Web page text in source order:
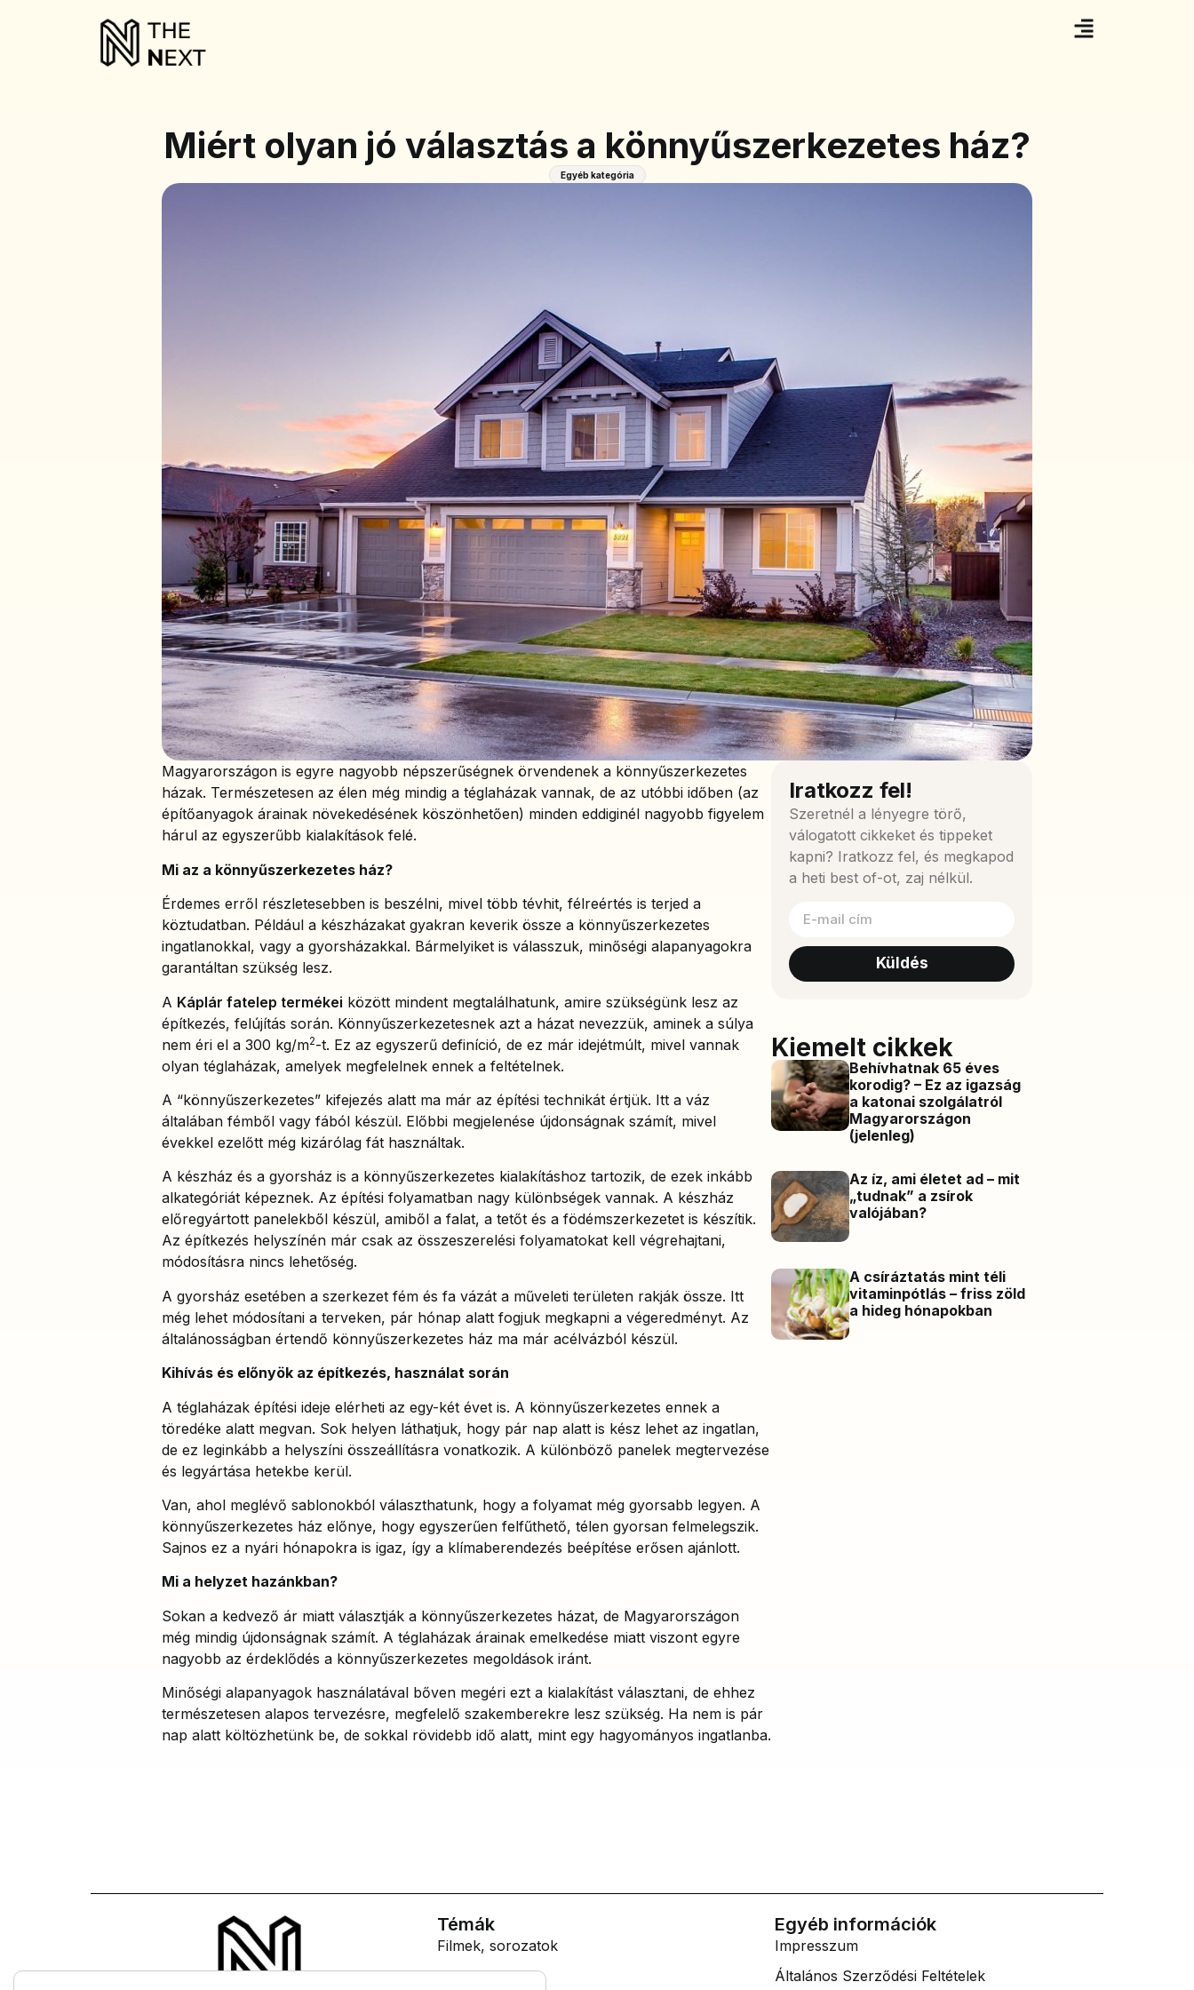
Miért olyan jó választás a könnyűszerkezetes ház?
Egyéb kategória
Magyarországon is egyre nagyobb népszerűségnek örvendenek a könnyűszerkezetes
házak. Természetesen az élen még mindig a téglaházak vannak, de az utóbbi időben (az
építőanyagok árainak növekedésének köszönhetően) minden eddiginél nagyobb figyelem
hárul az egyszerűbb kialakítások felé.
Mi az a könnyűszerkezetes ház?
Érdemes erről részletesebben is beszélni, mivel több tévhit, félreértés is terjed a
köztudatban. Például a készházakat gyakran keverik össze a könnyűszerkezetes
ingatlanokkal, vagy a gyorsházakkal. Bármelyiket is válasszuk, minőségi alapanyagokra
garantáltan szükség lesz.
A Káplár fatelep termékei között mindent megtalálhatunk, amire szükségünk lesz az
építkezés, felújítás során. Könnyűszerkezetesnek azt a házat nevezzük, aminek a súlya
nem éri el a 300 kg/m2-t. Ez az egyszerű definíció, de ez már idejétmúlt, mivel vannak
olyan téglaházak, amelyek megfelelnek ennek a feltételnek.
A “könnyűszerkezetes” kifejezés alatt ma már az építési technikát értjük. Itt a váz
általában fémből vagy fából készül. Előbbi megjelenése újdonságnak számít, mivel
évekkel ezelőtt még kizárólag fát használtak.
A készház és a gyorsház is a könnyűszerkezetes kialakításhoz tartozik, de ezek inkább
alkategóriát képeznek. Az építési folyamatban nagy különbségek vannak. A készház
előregyártott panelekből készül, amiből a falat, a tetőt és a födémszerkezetet is készítik.
Az építkezés helyszínén már csak az összeszerelési folyamatokat kell végrehajtani,
módosításra nincs lehetőség.
A gyorsház esetében a szerkezet fém és fa vázát a műveleti területen rakják össze. Itt
még lehet módosítani a terveken, pár hónap alatt fogjuk megkapni a végeredményt. Az
általánosságban értendő könnyűszerkezetes ház ma már acélvázból készül.
Kihívás és előnyök az építkezés, használat során
A téglaházak építési ideje elérheti az egy-két évet is. A könnyűszerkezetes ennek a
töredéke alatt megvan. Sok helyen láthatjuk, hogy pár nap alatt is kész lehet az ingatlan,
de ez leginkább a helyszíni összeállításra vonatkozik. A különböző panelek megtervezése
és legyártása hetekbe kerül.
Van, ahol meglévő sablonokból választhatunk, hogy a folyamat még gyorsabb legyen. A
könnyűszerkezetes ház előnye, hogy egyszerűen felfűthető, télen gyorsan felmelegszik.
Sajnos ez a nyári hónapokra is igaz, így a klímaberendezés beépítése erősen ajánlott.
Mi a helyzet hazánkban?
Sokan a kedvező ár miatt választják a könnyűszerkezetes házat, de Magyarországon
még mindig újdonságnak számít. A téglaházak árainak emelkedése miatt viszont egyre
nagyobb az érdeklődés a könnyűszerkezetes megoldások iránt.
Minőségi alapanyagok használatával bőven megéri ezt a kialakítást választani, de ehhez
természetesen alapos tervezésre, megfelelő szakemberekre lesz szükség. Ha nem is pár
nap alatt költözhetünk be, de sokkal rövidebb idő alatt, mint egy hagyományos ingatlanba.
Iratkozz fel!
Szeretnél a lényegre törő,
válogatott cikkeket és tippeket
kapni? Iratkozz fel, és megkapod
a heti best of-ot, zaj nélkül.
Küldés
Kiemelt cikkek
Behívhatnak 65 éves
korodig? – Ez az igazság
a katonai szolgálatról
Magyarországon
(jelenleg)
Az íz, ami életet ad – mit
„tudnak” a zsírok
valójában?
A csíráztatás mint téli
vitaminpótlás – friss zöld
a hideg hónapokban
Témák
Filmek, sorozatok
Lifestyle
Egyéb információk
Impresszum
Általános Szerződési Feltételek